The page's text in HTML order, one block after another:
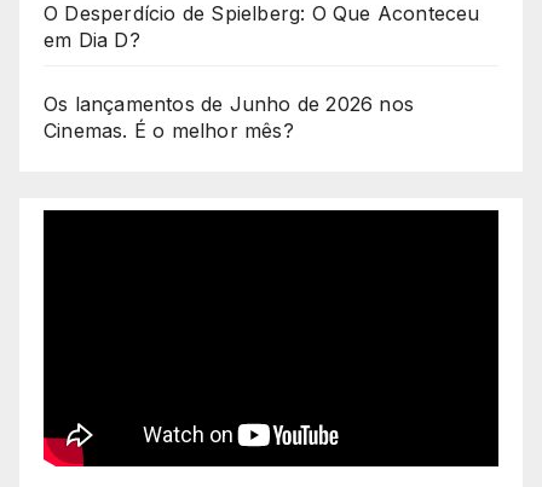
O Desperdício de Spielberg: O Que Aconteceu
em Dia D?
Os lançamentos de Junho de 2026 nos
Cinemas. É o melhor mês?